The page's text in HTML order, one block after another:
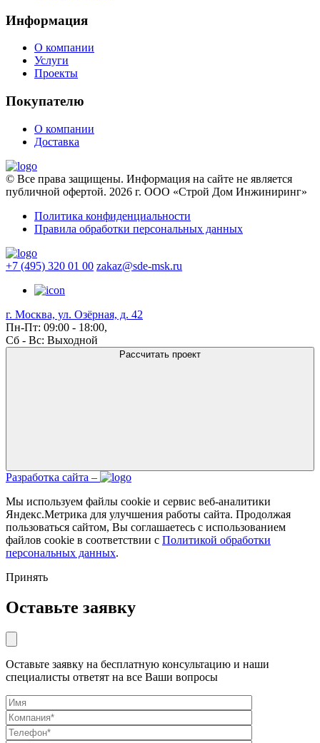
Информация
О компании
Услуги
Проекты
Покупателю
О компании
Доставка
© Все права защищены. Информация на сайте не является
публичной офертой. 2026 г. ООО «Строй Дом Инжиниринг»
Политика конфиденциальности
Правила обработки персональных данных
+7 (495) 320 01 00 zakaz@sde-msk.ru
г. Москва, ул. Озёрная, д. 42
Пн-Пт: 09:00 - 18:00,
Сб - Вс: Выходной
Рассчитать проект
Разработка сайта –
Мы используем файлы cookie и сервис веб-аналитики
Яндекс.Метрика для улучшения работы сайта. Продолжая
пользоваться сайтом, Вы соглашаетесь с использованием
файлов cookie в соответствии с Политикой обработки
персональных данных.
Принять
Оставьте заявку
Оставьте заявку на бесплатную консультацию и наши
специалисты ответят на все Ваши вопросы